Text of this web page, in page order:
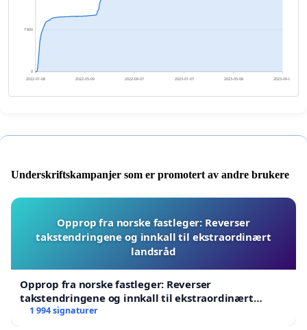
0
7 800
2022-01-08 2022-05-09 2022-09-07 2023-01-07 2023-05-08 2023-09-06
Underskriftskampanjer som er promotert av andre brukere
Opprop fra norske fastleger: Reverser
takstendringene og innkall til ekstraordinært
landsråd
Opprop fra norske fastleger: Reverser
takstendringene og innkall til ekstraordinært
landsråd
1 994 signaturer